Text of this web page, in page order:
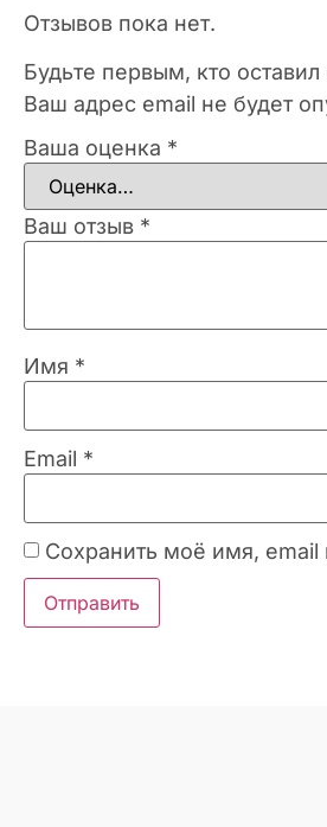
Отзывов пока нет.
Будьте первым, кто
Ваш адрес email не будет
Ваша оценка *
Ваш отзыв *
Имя *
Email *
Сохранить моё имя,